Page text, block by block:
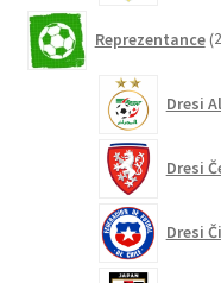
Reprezentance
Dresi
Dresi
Dresi